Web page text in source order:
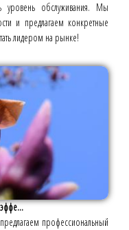
уровень обслуживания. Мы
и предлагаем конкретные
лидером на рынке!
профессиональный